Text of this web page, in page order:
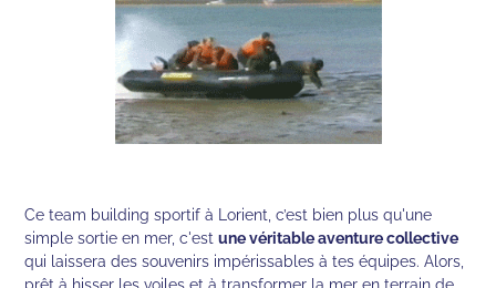
Ce team building sportif à Lorient, c’est bien plus qu'une
simple sortie en mer, c'estune véritable aventure collective
qui laissera des souvenirs impérissables à tes équipes. Alors,